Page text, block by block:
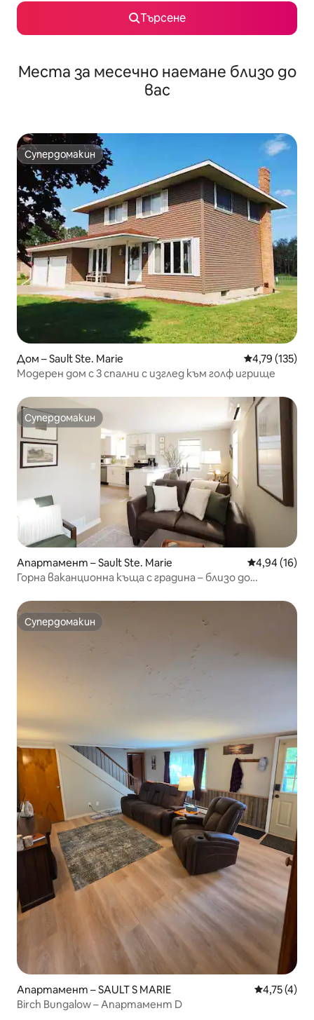
Търсене
Места за месечно наемане близо до
вас
Супердомакин
Супердомакин
Дом – Sault Ste. Marie Средна
4,79 (135)
Модерен дом с 3 спални с изглед към голф игрище
Супердомакин
Супердомакин
Апартамент – Sault Ste. Marie Средна
4,94 (16)
Горна ваканционна къща с градина – близо до
Супердомакин
Супердомакин
Апартамент – SAULT S MARIE Средна
4,75 (4)
Birch Bungalow – Апартамент D